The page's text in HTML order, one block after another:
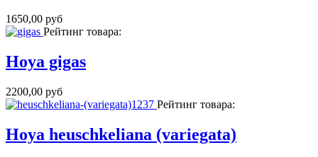
1650,00 руб
Рейтинг товара:
Hoya gigas
2200,00 руб
Рейтинг товара:
Hoya heuschkeliana (variegata)